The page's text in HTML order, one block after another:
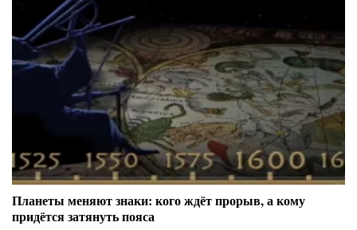
Планеты меняют знаки: кого ждёт прорыв, а кому
придётся затянуть пояса